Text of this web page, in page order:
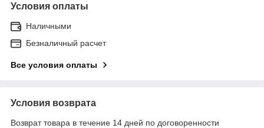
Условия оплаты
Наличными
Безналичный расчет
Все условия оплаты
Условия возврата
Возврат товара в течение 14 дней по договоренности